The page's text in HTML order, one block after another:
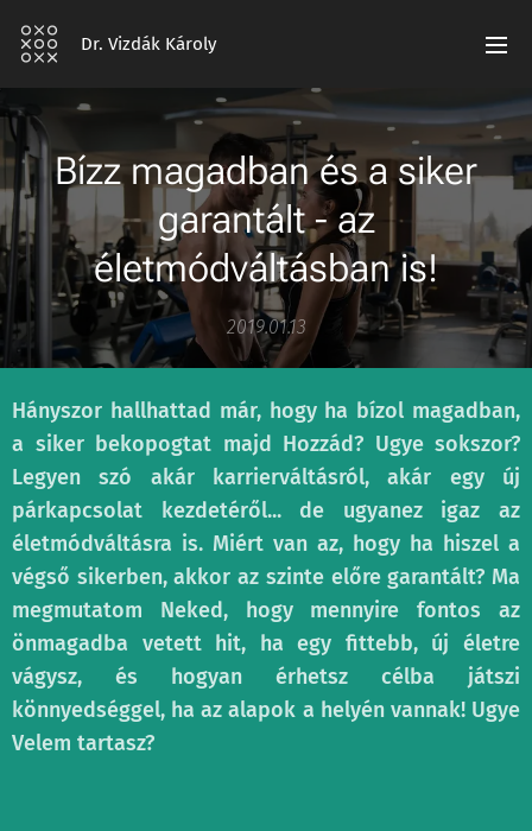
Dr. Vizdák Károly
Bízz magadban és a siker
garantált - az
életmódváltásban is!
2019.01.13
Hányszor hallhattad már, hogy ha bízol magadban,
a siker bekopogtat majd Hozzád? Ugye sokszor?
Legyen szó akár karrierváltásról, akár egy új
párkapcsolat kezdetéről... de ugyanez igaz az
életmódváltásra is. Miért van az, hogy ha hiszel a
végső sikerben, akkor az szinte előre garantált? Ma
megmutatom Neked, hogy mennyire fontos az
önmagadba vetett hit, ha egy fittebb, új életre
vágysz, és hogyan érhetsz célba játszi
könnyedséggel, ha az alapok a helyén vannak! Ugye
Velem tartasz?